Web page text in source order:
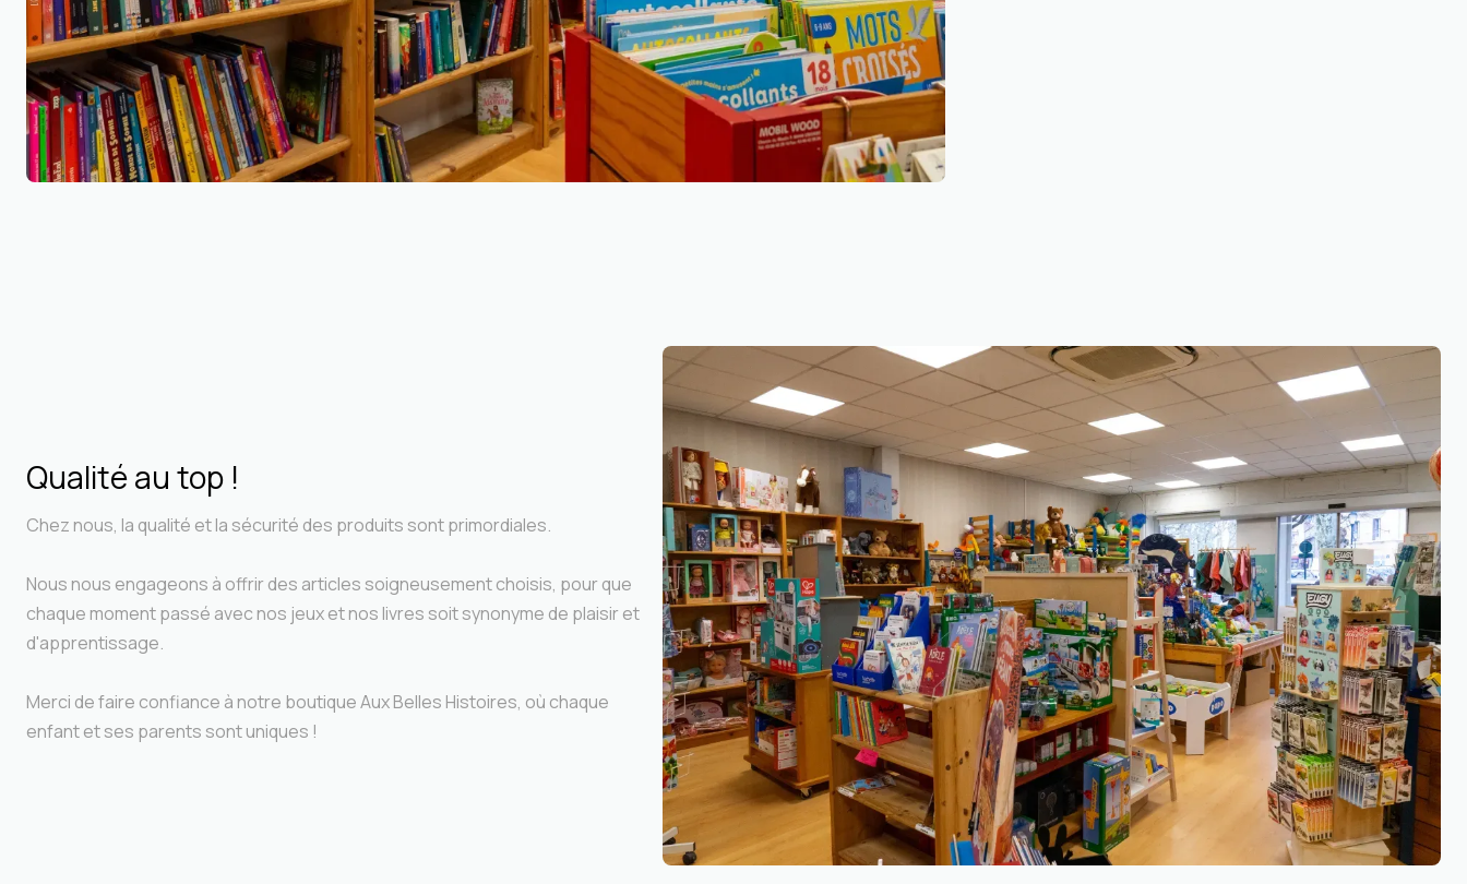
Qualité au top !
Chez nous, la qualité et la sécurité des produits sont primordiales.
Nous nous engageons à offrir des articles soigneusement choisis, pour que
chaque moment passé avec nos jeux et nos livres soit synonyme de plaisir et
d'apprentissage.
Merci de faire confiance à notre boutique Aux Belles Histoires, où chaque
enfant et ses parents sont uniques !